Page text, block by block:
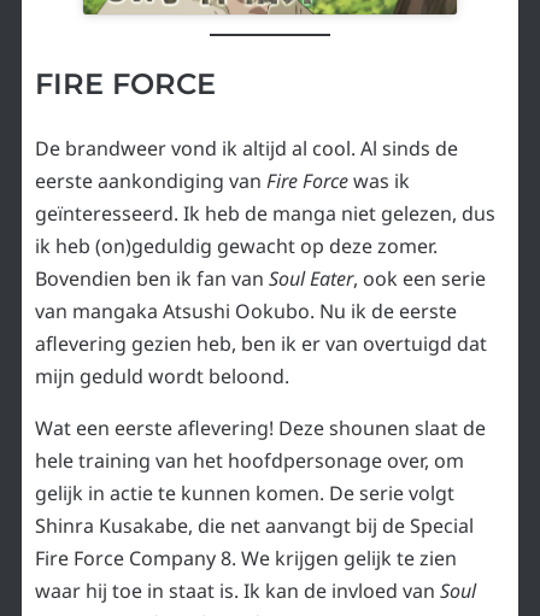
FIRE FORCE
De brandweer vond ik altijd al cool. Al sinds de
eerste aankondiging van Fire Forcewas ik
geïnteresseerd. Ik heb de manga niet gelezen, dus
ik heb (on)geduldig gewacht op deze zomer.
Bovendien ben ik fan van Soul Eater, ook een serie
van mangaka Atsushi Ookubo. Nu ik de eerste
aflevering gezien heb, ben ik er van overtuigd dat
mijn geduld wordt beloond.
Wat een eerste aflevering! Deze shounen slaat de
hele training van het hoofdpersonage over, om
gelijk in actie te kunnen komen. De serie volgt
Shinra Kusakabe, die net aanvangt bij de Special
Fire Force Company 8. We krijgen gelijk te zien
waar hij toe in staat is. Ik kan de invloed van Soul